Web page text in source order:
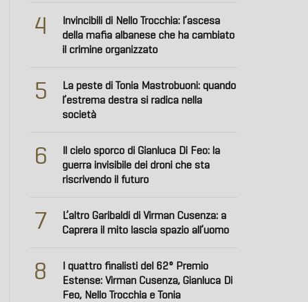
4
Invincibili di Nello Trocchia: l’ascesa
della mafia albanese che ha cambiato
il crimine organizzato
5
La peste di Tonia Mastrobuoni: quando
l’estrema destra si radica nella
società
6
Il cielo sporco di Gianluca Di Feo: la
guerra invisibile dei droni che sta
riscrivendo il futuro
7
L’altro Garibaldi di Virman Cusenza: a
Caprera il mito lascia spazio all’uomo
8
I quattro finalisti del 62° Premio
Estense: Virman Cusenza, Gianluca Di
Feo, Nello Trocchia e Tonia